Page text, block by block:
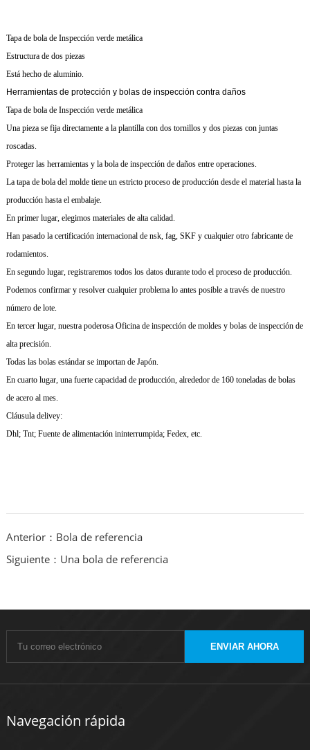
Tapa de bola de Inspección verde metálica
Estructura de dos piezas
Está hecho de aluminio.
Herramientas de protección y bolas de inspección contra daños
Tapa de bola de Inspección verde metálica
Una pieza se fija directamente a la plantilla con dos tornillos y dos piezas con juntas
roscadas.
Proteger las herramientas y la bola de inspección de daños entre operaciones.
La tapa de bola del molde tiene un estricto proceso de producción desde el material hasta la
producción hasta el embalaje.
En primer lugar, elegimos materiales de alta calidad.
Han pasado la certificación internacional de nsk, fag, SKF y cualquier otro fabricante de
rodamientos.
En segundo lugar, registraremos todos los datos durante todo el proceso de producción.
Podemos confirmar y resolver cualquier problema lo antes posible a través de nuestro
número de lote.
En tercer lugar, nuestra poderosa Oficina de inspección de moldes y bolas de inspección de
alta precisión.
Todas las bolas estándar se importan de Japón.
En cuarto lugar, una fuerte capacidad de producción, alrededor de 160 toneladas de bolas
de acero al mes.
Cláusula delivey:
Dhl; Tnt; Fuente de alimentación ininterrumpida; Fedex, etc.
Anterior：Bola de referencia
Siguiente：Una bola de referencia
ENVIAR AHORA
Navegación rápida